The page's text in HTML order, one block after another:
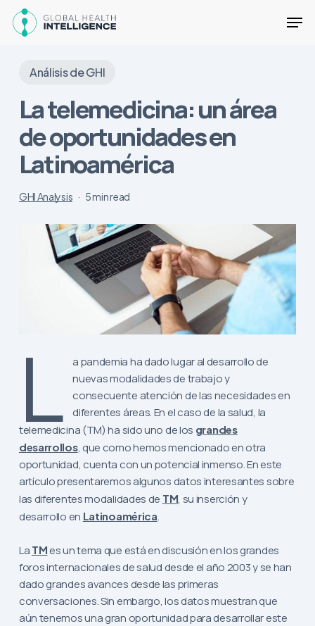
Análisis de GHI
La telemedicina: un área
de oportunidades en
Latinoamérica
GHI Analysis 5 min read
L
a pandemia ha dado lugar al desarrollo de
nuevas modalidades de trabajo y
consecuente atención de las necesidades en
diferentes áreas. En el caso de la salud, la
telemedicina (TM) ha sido uno de los grandes
desarrollos, que como hemos mencionado en otra
oportunidad, cuenta con un potencial inmenso. En este
artículo presentaremos algunos datos interesantes sobre
las diferentes modalidades de TM, su inserción y
desarrollo en Latinoamérica.
La TM es un tema que está en discusión en los grandes
foros internacionales de salud desde el año 2003 y se han
dado grandes avances desde las primeras
conversaciones. Sin embargo, los datos muestran que
aún tenemos una gran oportunidad para desarrollar este